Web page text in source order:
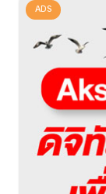
ADS